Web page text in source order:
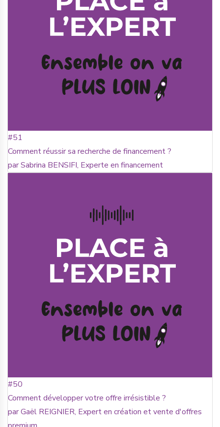
#51
Comment réussir sa recherche de financement ?
par Sabrina BENSIFI, Experte en financement
#50
Comment développer votre offre irrésistible ?
par Gaël REIGNIER, Expert en création et vente d'offres